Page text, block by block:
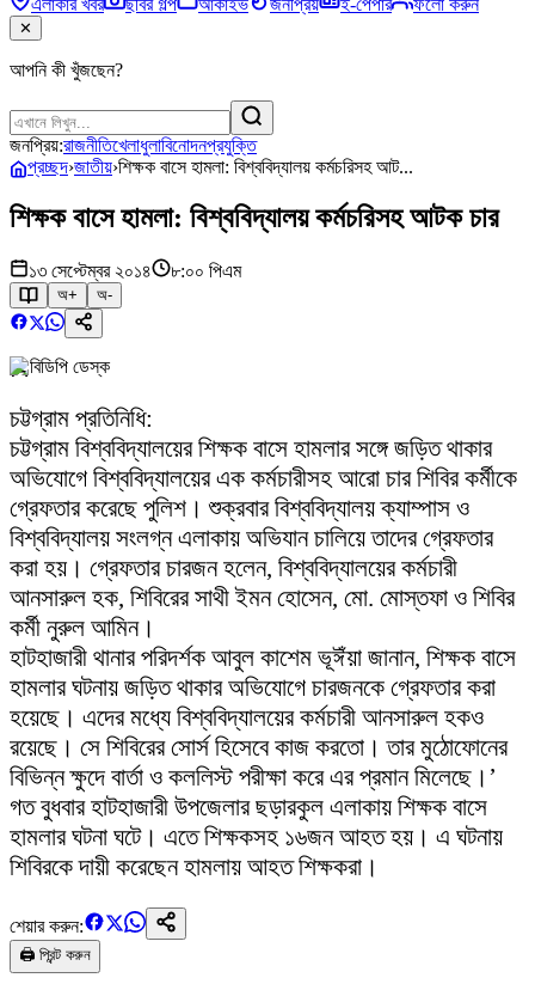
এলাকার খবর
ছবির গল্প আর্কাইভ জনপ্রিয় ই-পেপার ফলো করুন
✕
আপনি কী খুঁজছেন?
জনপ্রিয়:রাজনীতিখেলাধুলাবিনোদনপ্রযুক্তি
প্রচ্ছদ›জাতীয়›শিক্ষক বাসে হামলা: বিশ্ববিদ্যালয় কর্মচরিসহ আট...
শিক্ষক বাসে হামলা: বিশ্ববিদ্যালয় কর্মচরিসহ আটক চার
১৩ সেপ্টেম্বর ২০১৪ ৮:০০ পিএম
অ+ অ-
বিডিপি ডেস্ক
চট্টগ্রাম প্রতিনিধি:
চট্টগ্রাম বিশ্ববিদ্যালয়ের শিক্ষক বাসে হামলার সঙ্গে জড়িত থাকার
অভিযোগে বিশ্ববিদ্যালয়ের এক কর্মচারীসহ আরো চার শিবির কর্মীকে
গ্রেফতার করেছে পুলিশ। শুক্রবার বিশ্ববিদ্যালয় ক্যাম্পাস ও
বিশ্ববিদ্যালয় সংলগ্ন এলাকায় অভিযান চালিয়ে তাদের গ্রেফতার
করা হয়। গ্রেফতার চারজন হলেন, বিশ্ববিদ্যালয়ের কর্মচারী
আনসারুল হক, শিবিরের সাথী ইমন হোসেন, মো. মোস্তফা ও শিবির
কর্মী নুরুল আমিন।
হাটহাজারী থানার পরিদর্শক আবুল কাশেম ভূঈঁয়া জানান, শিক্ষক বাসে
হামলার ঘটনায় জড়িত থাকার অভিযোগে চারজনকে গ্রেফতার করা
হয়েছে। এদের মধ্যে বিশ্ববিদ্যালয়ের কর্মচারী আনসারুল হকও
রয়েছে। সে শিবিরের সোর্স হিসেবে কাজ করতো। তার মুঠোফোনের
বিভিন্ন ক্ষুদে বার্তা ও কললিস্ট পরীক্ষা করে এর প্রমান মিলেছে।’
গত বুধবার হাটহাজারী উপজেলার ছড়ারকুল এলাকায় শিক্ষক বাসে
হামলার ঘটনা ঘটে। এতে শিক্ষকসহ ১৬জন আহত হয়। এ ঘটনায়
শিবিরকে দায়ী করেছেন হামলায় আহত শিক্ষকরা।
শেয়ার করুন:
🖨️ প্রিন্ট করুন